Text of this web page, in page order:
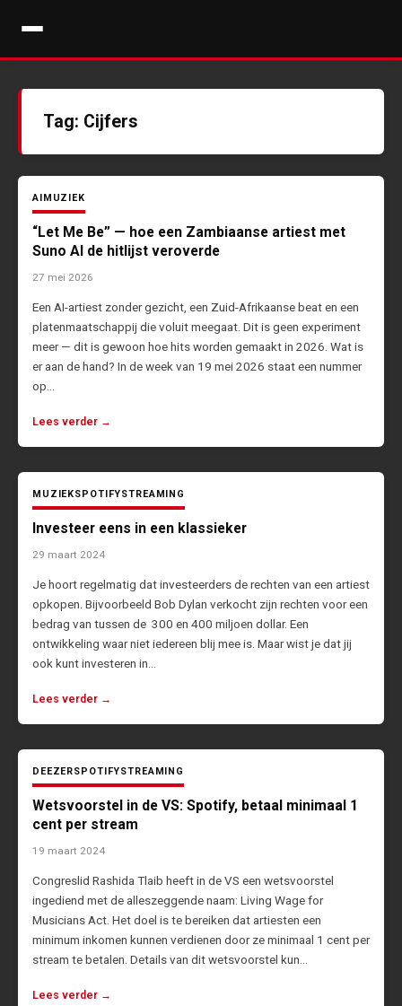
naar
de
Tips, nieuws en info over streaming muziekdiensten en AI-muziek
Tag: Cijfers
AIMUZIEK
“Let Me Be” — hoe een Zambiaanse artiest met
Suno AI de hitlijst veroverde
27 mei 2026
Een AI-artiest zonder gezicht, een Zuid-Afrikaanse beat en een
platenmaatschappij die voluit meegaat. Dit is geen experiment
meer — dit is gewoon hoe hits worden gemaakt in 2026. Wat is
er aan de hand? In de week van 19 mei 2026 staat een nummer
op…
Lees verder →
MUZIEKSPOTIFYSTREAMING
Investeer eens in een klassieker
29 maart 2024
Je hoort regelmatig dat investeerders de rechten van een artiest
opkopen. Bijvoorbeeld Bob Dylan verkocht zijn rechten voor een
bedrag van tussen de 300 en 400 miljoen dollar. Een
ontwikkeling waar niet iedereen blij mee is. Maar wist je dat jij
ook kunt investeren in…
Lees verder →
DEEZERSPOTIFYSTREAMING
Wetsvoorstel in de VS: Spotify, betaal minimaal 1
cent per stream
19 maart 2024
Congreslid Rashida Tlaib heeft in de VS een wetsvoorstel
ingediend met de alleszeggende naam: Living Wage for
Musicians Act. Het doel is te bereiken dat artiesten een
minimum inkomen kunnen verdienen door ze minimaal 1 cent per
stream te betalen. Details van dit wetsvoorstel kun…
Lees verder →